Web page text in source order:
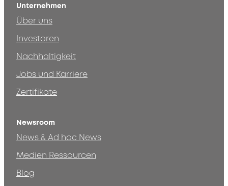
Unternehmen
Über uns
Investoren
Nachhaltigkeit
Jobs und Karriere
Zertifikate
Newsroom
News & Ad hoc News
Medien Ressourcen
Blog